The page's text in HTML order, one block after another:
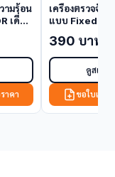
ามร้อน
เดี่ยว
าคา
เครื่องตรวจจับ
แบบ Fixed เดี่
Detector)
390 บาท
ดูสเปก
ขอใบเสน